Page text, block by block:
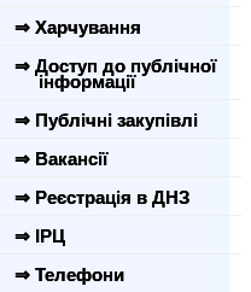
⇒ Харчування
⇒ Доступ до публічної
інформації
⇒ Публічні закупівлі
⇒ Вакансії
⇒ Реєстрація в ДНЗ
⇒ ІРЦ
⇒ Телефони